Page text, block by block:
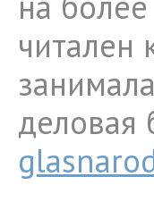
читален
деловая